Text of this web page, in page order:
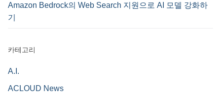
Amazon Bedrock의 Web Search 지원으로 AI 모델 강화하
기
카테고리
A.I.
ACLOUD News